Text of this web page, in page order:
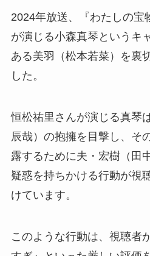
2024年放送、『わたしの宝
が演じる小森真琴というキ
ある美羽（松本若菜）を裏
した。
恒松祐里さんが演じる真琴
辰哉）の抱擁を目撃し、そ
露するために夫・宏樹（田
疑惑を持ちかける行動が視
けています。
このような行動は、視聴者